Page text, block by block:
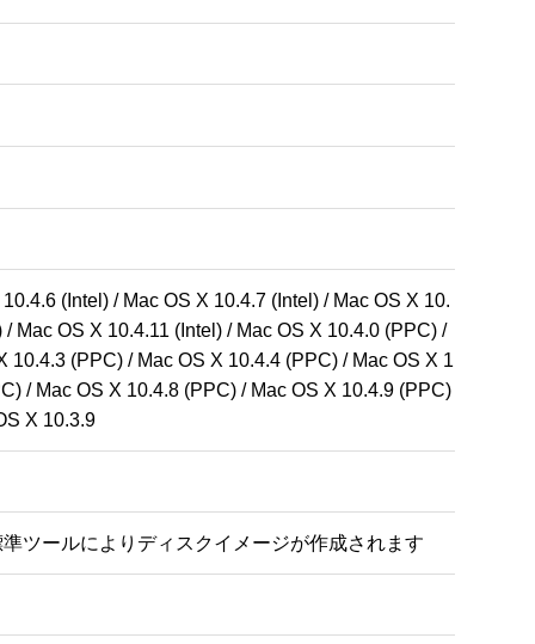
(Intel) / Mac OS X 10.4.7 (Intel) / Mac OS X 10.
Mac OS X 10.4.11 (Intel) / Mac OS X 10.4.0 (PPC) /
(PPC) / Mac OS X 10.4.4 (PPC) / Mac OS X 1
/ Mac OS X 10.4.8 (PPC) / Mac OS X 10.4.9 (PPC)
X 10.3.9
ツールによりディスクイメージが作成されます